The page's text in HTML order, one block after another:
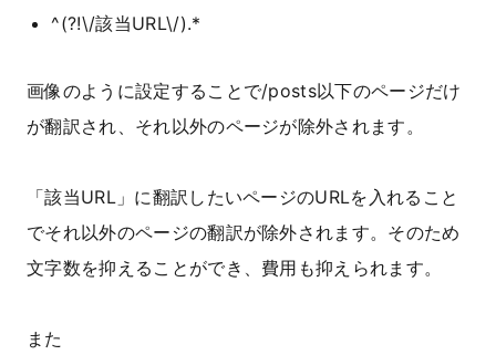
^(?!\/該当URL\/).*
画像のように設定することで/posts以下のページだけ
が翻訳され、それ以外のページが除外されます。
「該当URL」に翻訳したいページのURLを入れること
でそれ以外のページの翻訳が除外されます。そのため
文字数を抑えることができ、費用も抑えられます。
また